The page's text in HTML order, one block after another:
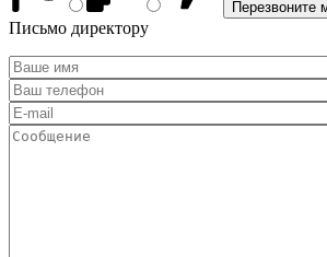
Письмо директору